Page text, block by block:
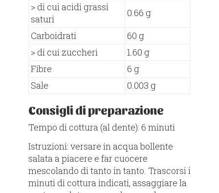
​> di cui acidi grassi
saturi ​
0.66 g
​Carboidrati​
60 g​
​> di cui zuccheri​
1.60 g​
​Fibre​
6 g​
​Sale​
0.003 g​
Consigli di preparazione
Tempo di cottura (al dente): 6 minuti
Istruzioni: versare in acqua bollente
salata a piacere e far cuocere
mescolando di tanto in tanto. Trascorsi i
minuti di cottura indicati, assaggiare la